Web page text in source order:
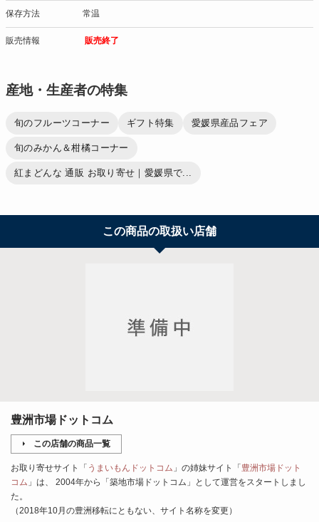
保存方法 常温
販売情報 販売終了
産地・生産者の特集
旬のフルーツコーナー ギフト特集 愛媛県産品フェア
旬のみかん＆柑橘コーナー
紅まどんな 通販 お取り寄せ｜愛媛県で...
この商品の取扱い店舗
豊洲市場ドットコム
この店舗の商品一覧
お取り寄せサイト「 うまいもんドットコム 」の姉妹サイト「 豊洲市場ドット
コム 」は、 2004年から「築地市場ドットコム」として運営をスタートしまし
た。
（2018年10月の豊洲移転にともない、サイト名称を変更）